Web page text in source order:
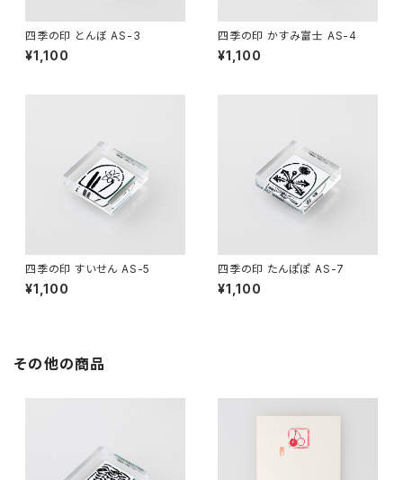
四季の印 とんぼ AS-3
¥1,100
四季の印 かすみ富士 AS-4
¥1,100
四季の印 すいせん AS-5
¥1,100
四季の印 たんぽぽ AS-7
¥1,100
その他の商品